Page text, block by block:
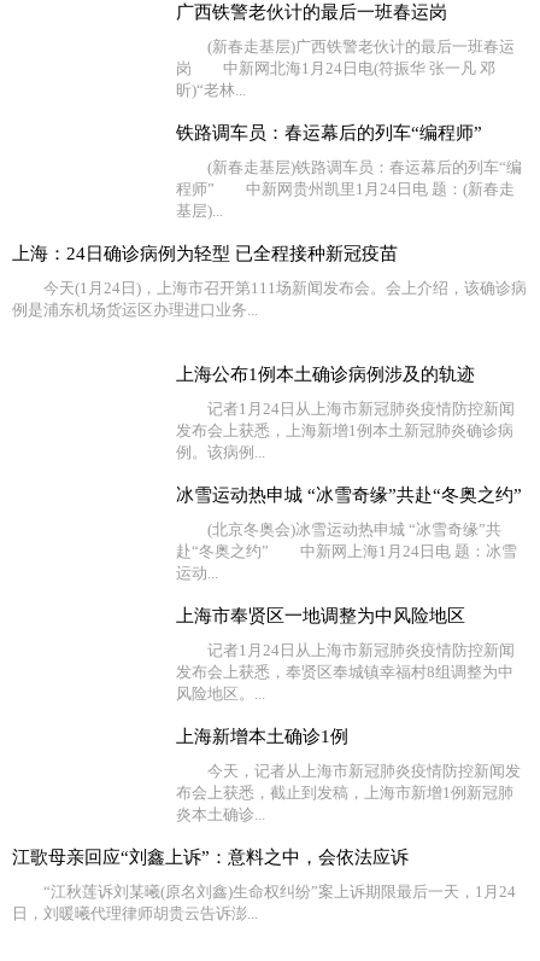
广西铁警老伙计的最后一班春运岗
(新春走基层)广西铁警老伙计的最后一班春运
岗 中新网北海1月24日电(符振华 张一凡 邓
昕)“老林...
铁路调车员：春运幕后的列车“编程师”
(新春走基层)铁路调车员：春运幕后的列车“编
程师” 中新网贵州凯里1月24日电 题：(新春走
基层)...
上海：24日确诊病例为轻型 已全程接种新冠疫苗
今天(1月24日)，上海市召开第111场新闻发布会。会上介绍，该确诊病
例是浦东机场货运区办理进口业务...
上海公布1例本土确诊病例涉及的轨迹
记者1月24日从上海市新冠肺炎疫情防控新闻
发布会上获悉，上海新增1例本土新冠肺炎确诊病
例。该病例...
冰雪运动热申城 “冰雪奇缘”共赴“冬奥之约”
(北京冬奥会)冰雪运动热申城 “冰雪奇缘”共
赴“冬奥之约” 中新网上海1月24日电 题：冰雪
运动...
上海市奉贤区一地调整为中风险地区
记者1月24日从上海市新冠肺炎疫情防控新闻
发布会上获悉，奉贤区奉城镇幸福村8组调整为中
风险地区。...
上海新增本土确诊1例
今天，记者从上海市新冠肺炎疫情防控新闻发
布会上获悉，截止到发稿，上海市新增1例新冠肺
炎本土确诊...
江歌母亲回应“刘鑫上诉”：意料之中，会依法应诉
“江秋莲诉刘某曦(原名刘鑫)生命权纠纷”案上诉期限最后一天，1月24
日，刘暖曦代理律师胡贵云告诉澎...